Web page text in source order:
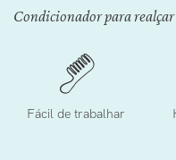
inícioCondicionador para
Fácil de trabalhar